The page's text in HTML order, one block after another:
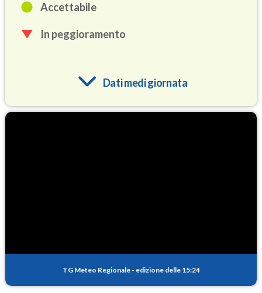
Accettabile
In peggioramento
Dati medi giornata
PM25
TG Meteo Regionale - edizione delle 15:24